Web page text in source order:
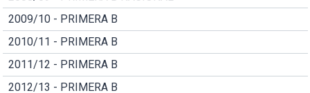
2009/10 - PRIMERA B
2010/11 - PRIMERA B
2011/12 - PRIMERA B
2012/13 - PRIMERA B